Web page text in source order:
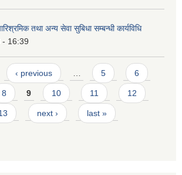
तथा अन्य सेवा सुबिधा सम्बन्धी कार्यविधि
- 16:39
‹ previous … 5 6
8 9 10 11 12
next › last »